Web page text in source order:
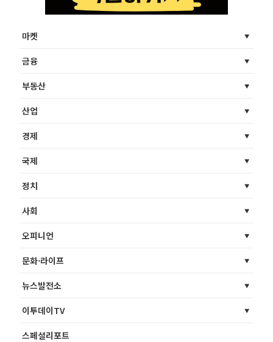
마켓
금융
부동산
산업
경제
국제
정치
사회
오피니언
문화·라이프
뉴스발전소
이투데이TV
스페셜리포트